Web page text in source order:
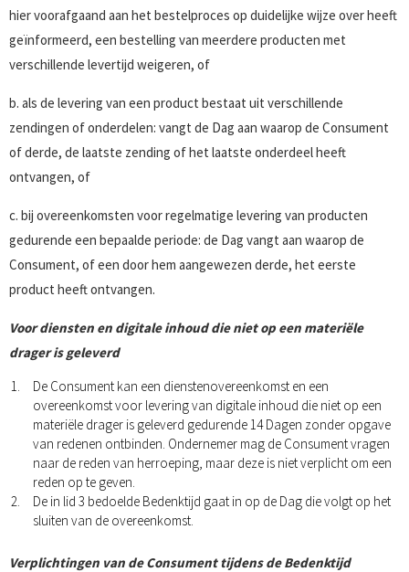
hier voorafgaand aan het bestelproces op duidelijke wijze over heeft
geïnformeerd, een bestelling van meerdere producten met
verschillende levertijd weigeren, of
b. als de levering van een product bestaat uit verschillende
zendingen of onderdelen: vangt de Dag aan waarop de Consument
of derde, de laatste zending of het laatste onderdeel heeft
ontvangen, of
c. bij overeenkomsten voor regelmatige levering van producten
gedurende een bepaalde periode: de Dag vangt aan waarop de
Consument, of een door hem aangewezen derde, het eerste
product heeft ontvangen.
Voor diensten en digitale inhoud die niet op een materiële
drager is geleverd
De Consument kan een dienstenovereenkomst en een
overeenkomst voor levering van digitale inhoud die niet op een
materiële drager is geleverd gedurende 14 Dagen zonder opgave
van redenen ontbinden. Ondernemer mag de Consument vragen
naar de reden van herroeping, maar deze is niet verplicht om een
reden op te geven.
De in lid 3 bedoelde Bedenktijd gaat in op de Dag die volgt op het
sluiten van de overeenkomst.
Verplichtingen van de Consument tijdens de Bedenktijd